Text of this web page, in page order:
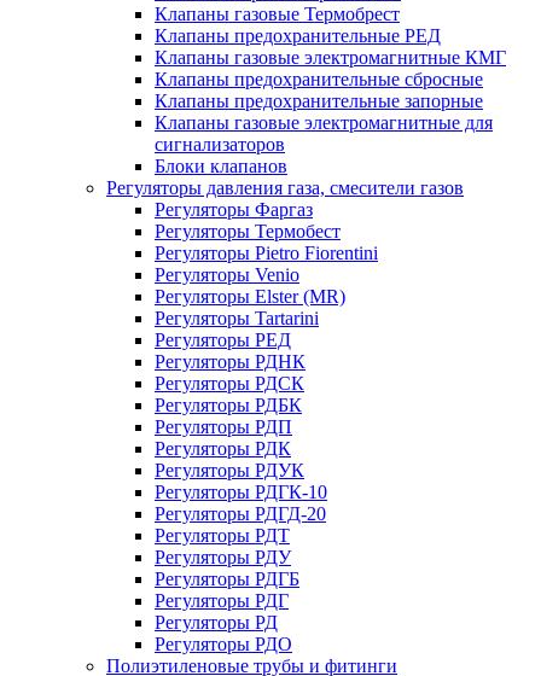
Клапаны газовые Термобрест
Клапаны предохранительные РЕД
Клапаны газовые электромагнитные КМГ
Клапаны предохранительные сбросные
Клапаны предохранительные запорные
Клапаны газовые электромагнитные для
сигнализаторов
Блоки клапанов
Регуляторы давления газа, смесители газов
Регуляторы Фаргаз
Регуляторы Термобест
Регуляторы Pietro Fiorentini
Регуляторы Venio
Регуляторы Elster (MR)
Регуляторы Tartarini
Регуляторы РЕД
Регуляторы РДНК
Регуляторы РДСК
Регуляторы РДБК
Регуляторы РДП
Регуляторы РДК
Регуляторы РДУК
Регуляторы РДГК-10
Регуляторы РДГД-20
Регуляторы РДТ
Регуляторы РДУ
Регуляторы РДГБ
Регуляторы РДГ
Регуляторы РД
Регуляторы РДО
Полиэтиленовые трубы и фитинги